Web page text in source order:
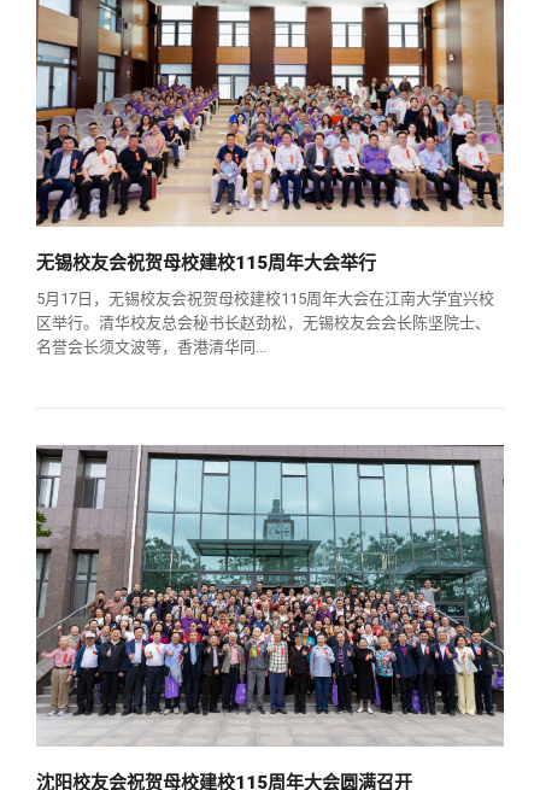
无锡校友会祝贺母校建校115周年大会举行
5月17日，无锡校友会祝贺母校建校115周年大会在江南大学宜兴校
区举行。清华校友总会秘书长赵劲松，无锡校友会会长陈坚院士、
名誉会长须文波等，香港清华同...
沈阳校友会祝贺母校建校115周年大会圆满召开